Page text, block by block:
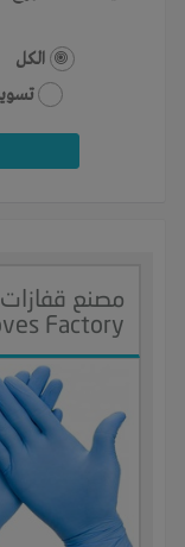
الكل
Factory